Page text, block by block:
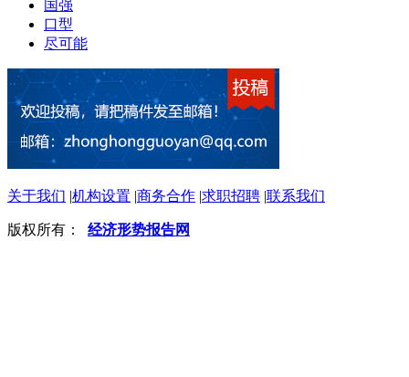
国强
口型
尽可能
关于我们 |机构设置 |商务合作 |求职招聘 |联系我们
版权所有： 经济形势报告网